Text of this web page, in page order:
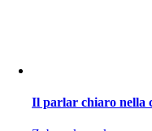
Il parlar chiaro nella